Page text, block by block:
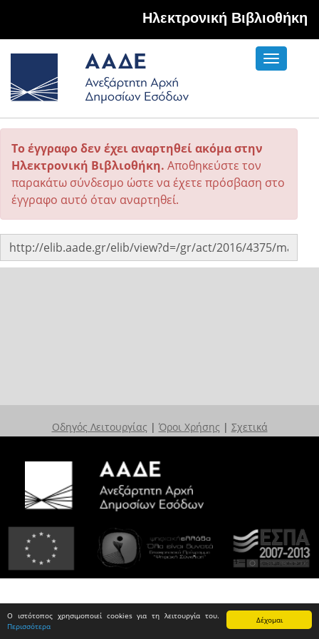
Δέχομαι
Ο ιστότοπος χρησιμοποιεί cookies για τη λειτουργία του.
Περισσότερα
Hλεκτρονική Βιβλιοθήκη
Toggle
Το έγγραφο δεν έχει αναρτηθεί ακόμα στην
Ηλεκτρονική Βιβλιοθήκη. Αποθηκεύστε τον
παρακάτω σύνδεσμο ώστε να έχετε πρόσβαση στο
έγγραφο αυτό όταν αναρτηθεί.
Οδηγός Λειτουργίας | Όροι Χρήσης | Σχετικά